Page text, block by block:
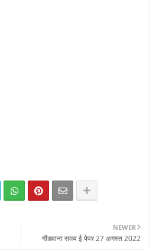
NEWER
गोंडवाना समय ई पेपर 27 अगस्त 2022